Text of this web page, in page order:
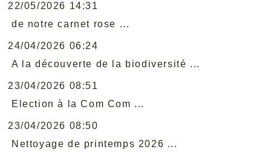
22/05/2026 14:31
de notre carnet rose ...
24/04/2026 06:24
A la découverte de la biodiversité ...
23/04/2026 08:51
Election à la Com Com ...
23/04/2026 08:50
Nettoyage de printemps 2026 ...